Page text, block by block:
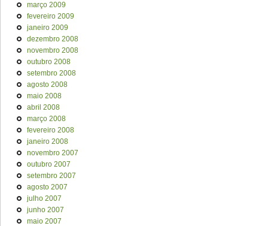
março 2009
fevereiro 2009
janeiro 2009
dezembro 2008
novembro 2008
outubro 2008
setembro 2008
agosto 2008
maio 2008
abril 2008
março 2008
fevereiro 2008
janeiro 2008
novembro 2007
outubro 2007
setembro 2007
agosto 2007
julho 2007
junho 2007
maio 2007